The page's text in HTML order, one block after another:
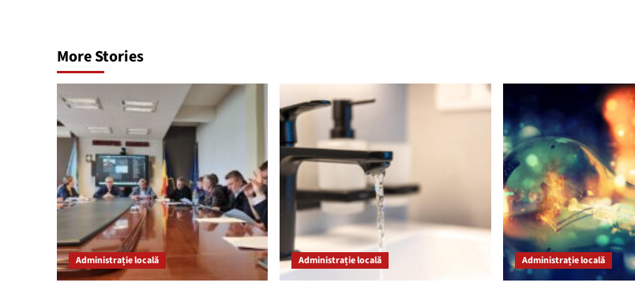
More Stories
Administrație locală Administrație locală Administrație locală